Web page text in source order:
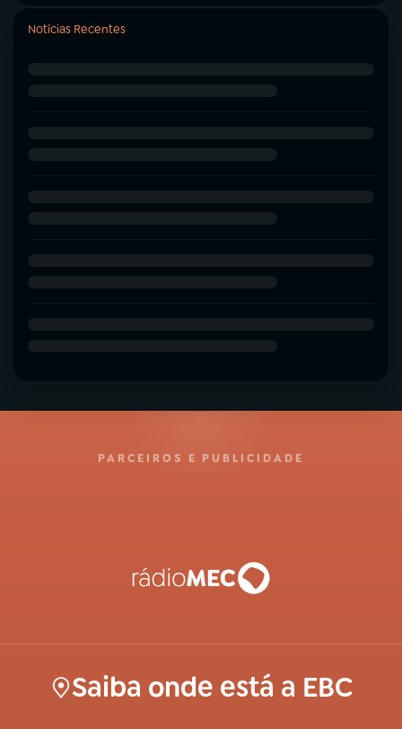
Notícias Recentes
PARCEIROS E PUBLICIDADE
Saiba onde está a EBC